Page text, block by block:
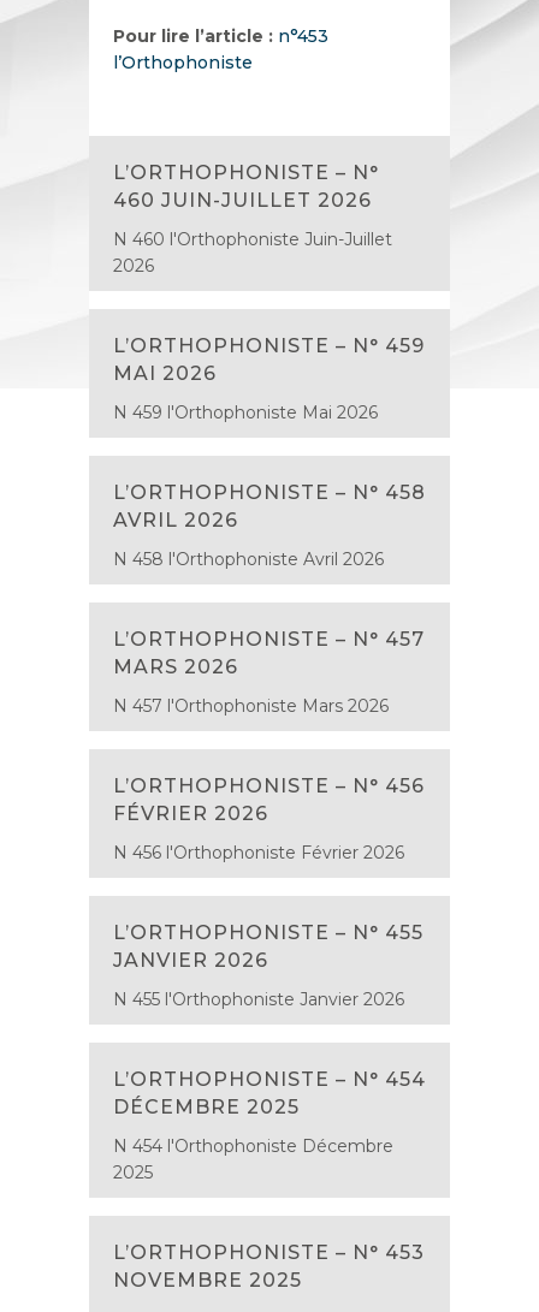
Pour lire l’article : n°453
l’Orthophoniste
L’ORTHOPHONISTE – N°
460 JUIN-JUILLET 2026
N 460 l'Orthophoniste Juin-Juillet
2026
L’ORTHOPHONISTE – N° 459
MAI 2026
N 459 l'Orthophoniste Mai 2026
L’ORTHOPHONISTE – N° 458
AVRIL 2026
N 458 l'Orthophoniste Avril 2026
L’ORTHOPHONISTE – N° 457
MARS 2026
N 457 l'Orthophoniste Mars 2026
L’ORTHOPHONISTE – N° 456
FÉVRIER 2026
N 456 l'Orthophoniste Février 2026
L’ORTHOPHONISTE – N° 455
JANVIER 2026
N 455 l'Orthophoniste Janvier 2026
L’ORTHOPHONISTE – N° 454
DÉCEMBRE 2025
N 454 l'Orthophoniste Décembre
2025
L’ORTHOPHONISTE – N° 453
NOVEMBRE 2025